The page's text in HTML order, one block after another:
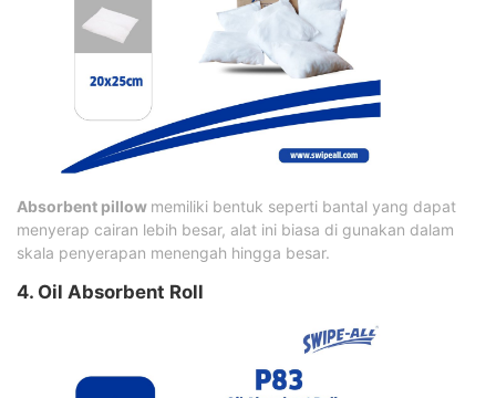
Absorbent pillow memiliki bentuk seperti bantal yang dapat
menyerap cairan lebih besar, alat ini biasa di gunakan dalam
skala penyerapan menengah hingga besar.
4. Oil Absorbent Roll